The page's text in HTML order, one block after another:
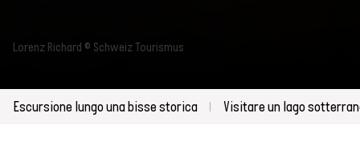
Lorenz Richard © Schweiz Tourismus
Escursione lungo una bisse storica Visitare un lago